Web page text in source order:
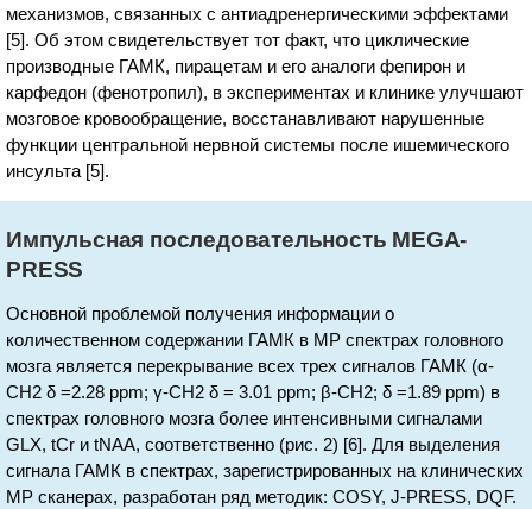
механизмов, связанных с антиадренергическими эффектами
[5]. Об этом свидетельствует тот факт, что циклические
производные ГАМК, пирацетам и его аналоги фепирон и
карфедон (фенотропил), в экспериментах и клинике улучшают
мозговое кровообращение, восстанавливают нарушенные
функции центральной нервной системы после ишемического
инсульта [5].
Импульсная последовательность MEGA-
PRESS
Основной проблемой получения информации о
количественном содержании ГАМК в МР спектрах головного
мозга является перекрывание всех трех сигналов ГАМК (α-
СН2 δ =2.28 ppm; γ-СН2 δ = 3.01 ppm; β-CH2; δ =1.89 ppm) в
спектрах головного мозга более интенсивными сигналами
GLX, tCr и tNAA, соответственно (рис. 2) [6]. Для выделения
сигнала ГАМК в спектрах, зарегистрированных на клинических
МР сканерах, разработан ряд методик: COSY, J-PRESS, DQF.